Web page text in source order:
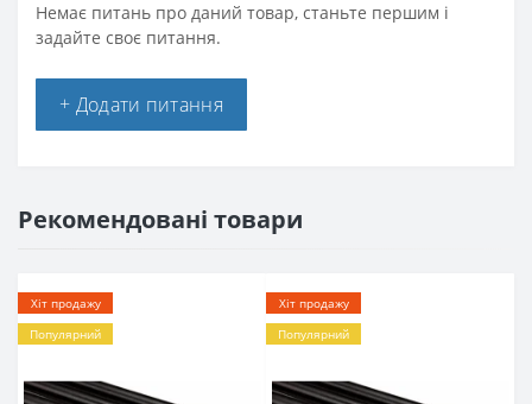
Немає питань про даний товар, станьте першим і
задайте своє питання.
+ Додати питання
Рекомендовані товари
Хіт продажу
Популярний
Хіт продажу
Популярний